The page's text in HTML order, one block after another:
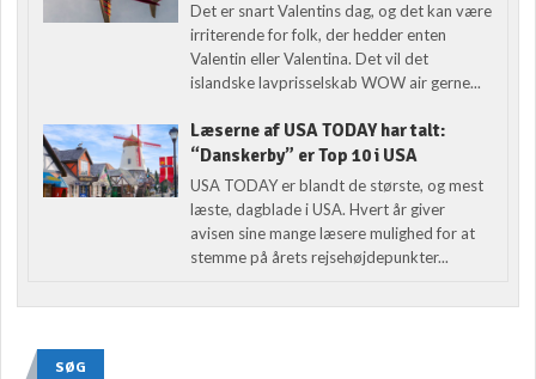
Det er snart Valentins dag, og det kan være
irriterende for folk, der hedder enten
Valentin eller Valentina. Det vil det
islandske lavprisselskab WOW air gerne...
Læserne af USA TODAY har talt:
“Danskerby” er Top 10 i USA
USA TODAY er blandt de største, og mest
læste, dagblade i USA. Hvert år giver
avisen sine mange læsere mulighed for at
stemme på årets rejsehøjdepunkter...
SØG